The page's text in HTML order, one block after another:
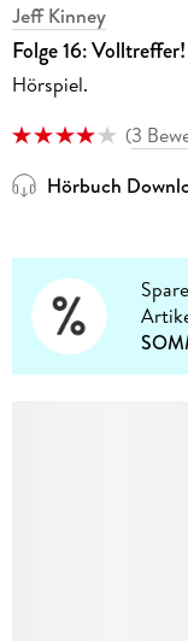
Jeff Kinney
Folge 16: Volltreffer!
Hörspiel.
(3
Hörbuch